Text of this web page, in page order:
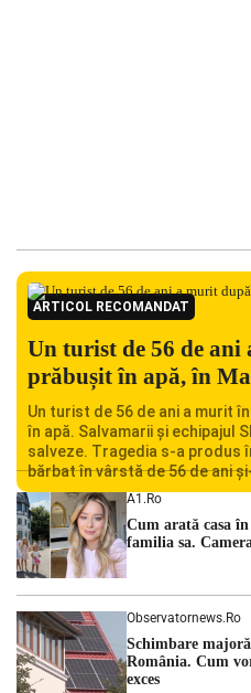
ARTICOL RECOMANDAT
Un turist de 56 de ani
prăbușit în apă, în
Un turist de 56 de ani a murit
în apă. Salvamarii și echipajul
salveze. Tragedia s-a produs
bărbat în vârstă de 56 de ani
făcut rău în timp ce se afla în
A1.ro
Cum arată casa
familia sa.
Observatornews.ro
Schimbare
România. Cum
exces